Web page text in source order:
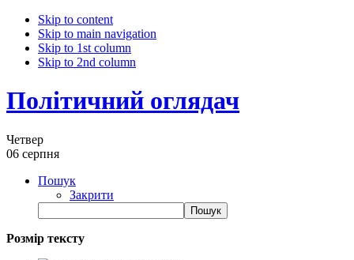
Skip to content
Skip to main navigation
Skip to 1st column
Skip to 2nd column
Політичний оглядач
Четвер
06 серпня
Пошук
Закрити
Розмір тексту